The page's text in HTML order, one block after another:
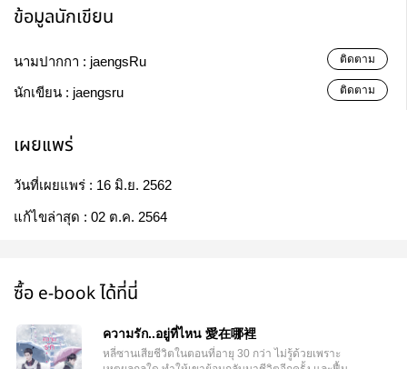
ข้อมูลนักเขียน
นามปากกา : jaengsRu ติดตาม
นักเขียน : jaengsru ติดตาม
เผยแพร่
วันที่เผยแพร่ : 16 มิ.ย. 2562
แก้ไขล่าสุด : 02 ต.ค. 2564
ซื้อ e-book ได้ที่นี่
ความรัก..อยู่ที่ไหน 愛在哪裡
หลี่ซานเสียชีวิตในตอนที่อายุ 30 กว่า ไม่รู้ด้วยเพราะ